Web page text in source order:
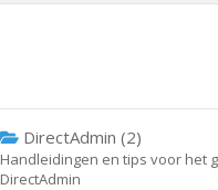
DirectAdmin (2)
Handleidingen en tips voor het
DirectAdmin